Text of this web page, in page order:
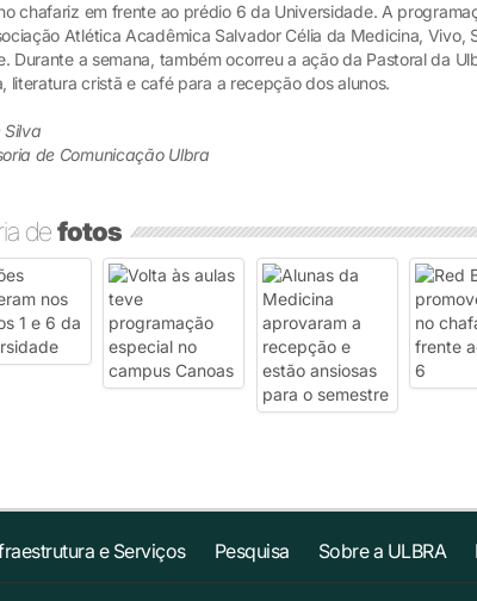
chafariz em frente ao prédio 6 da Universidade. A
Atlética Acadêmica Salvador Célia da Medicina, Vivo,
Durante a semana, também ocorreu a ação da Pastoral da
literatura cristã e café para a recepção dos alunos.
de Comunicação Ulbra
defotos
e Serviços Pesquisa Sobre a ULBRA